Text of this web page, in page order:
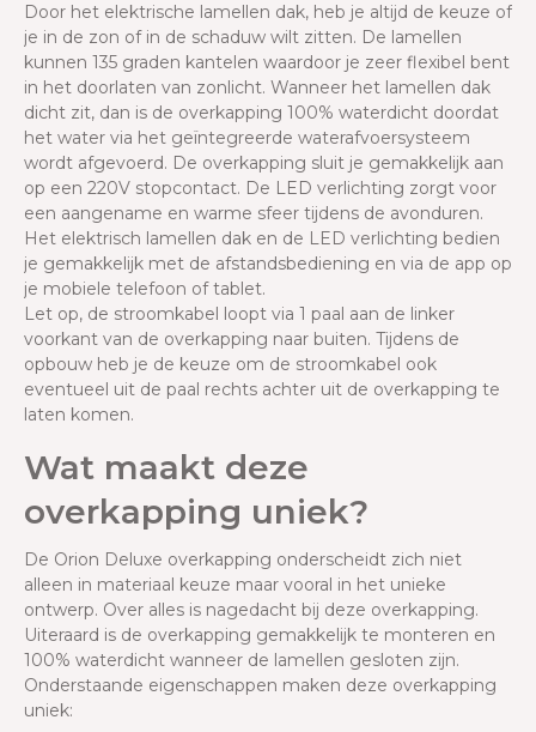
Door het elektrische lamellen dak, heb je altijd de keuze of
je in de zon of in de schaduw wilt zitten. De lamellen
kunnen 135 graden kantelen waardoor je zeer flexibel bent
in het doorlaten van zonlicht. Wanneer het lamellen dak
dicht zit, dan is de overkapping 100% waterdicht doordat
het water via het geïntegreerde waterafvoersysteem
wordt afgevoerd. De overkapping sluit je gemakkelijk aan
op een 220V stopcontact. De LED verlichting zorgt voor
een aangename en warme sfeer tijdens de avonduren.
Het elektrisch lamellen dak en de LED verlichting bedien
je gemakkelijk met de afstandsbediening en via de app op
je mobiele telefoon of tablet.
Let op, de stroomkabel loopt via 1 paal aan de linker
voorkant van de overkapping naar buiten. Tijdens de
opbouw heb je de keuze om de stroomkabel ook
eventueel uit de paal rechts achter uit de overkapping te
laten komen.
Wat maakt deze
overkapping uniek?
De Orion Deluxe overkapping onderscheidt zich niet
alleen in materiaal keuze maar vooral in het unieke
ontwerp. Over alles is nagedacht bij deze overkapping.
Uiteraard is de overkapping gemakkelijk te monteren en
100% waterdicht wanneer de lamellen gesloten zijn.
Onderstaande eigenschappen maken deze overkapping
uniek: